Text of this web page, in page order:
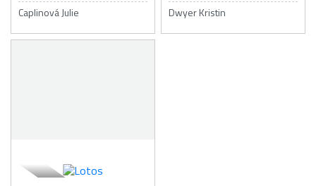
Caplinová Julie Dwyer Kristin